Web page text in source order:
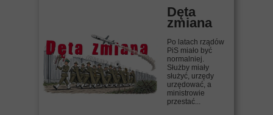
Dęta
zmiana
Po latach rządów
PiS miało być
normalniej.
Służby miały
służyć, urzędy
urzędować, a
ministrowie
przestać...